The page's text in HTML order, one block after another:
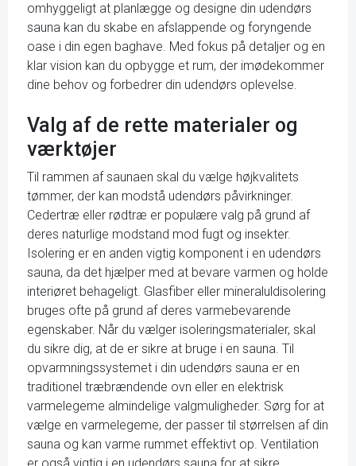
omhyggeligt at planlægge og designe din udendørs
sauna kan du skabe en afslappende og foryngende
oase i din egen baghave. Med fokus på detaljer og en
klar vision kan du opbygge et rum, der imødekommer
dine behov og forbedrer din udendørs oplevelse.
Valg af de rette materialer og
værktøjer
Til rammen af ​​saunaen skal du vælge højkvalitets
tømmer, der kan modstå udendørs påvirkninger.
Cedertræ eller rødtræ er populære valg på grund af
deres naturlige modstand mod fugt og insekter.
Isolering er en anden vigtig komponent i en udendørs
sauna, da det hjælper med at bevare varmen og holde
interiøret behageligt. Glasfiber eller mineraluldisolering
bruges ofte på grund af deres varmebevarende
egenskaber. Når du vælger isoleringsmaterialer, skal
du sikre dig, at de er sikre at bruge i en sauna. Til
opvarmningssystemet i din udendørs sauna er en
traditionel træbrændende ovn eller en elektrisk
varmelegeme almindelige valgmuligheder. Sørg for at
vælge en varmelegeme, der passer til størrelsen af ​​din
sauna og kan varme rummet effektivt op. Ventilation